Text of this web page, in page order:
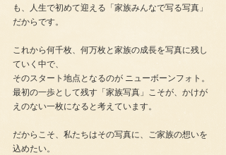
も、人生で初めて迎える「家族みんなで写る写真」
だからです。
これから何千枚、何万枚と家族の成長を写真に残し
ていく中で、
そのスタート地点となるのが ニューボーンフォト。
最初の一歩として残す「家族写真」こそが、かけが
えのない一枚になると考えています。
だからこそ、私たちはその写真に、ご家族の想いを
込めたい。